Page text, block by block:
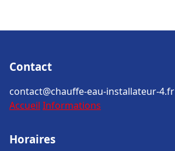
Contact
contact@chauffe-eau-installateur-4.fr
Accueil Informations
Horaires